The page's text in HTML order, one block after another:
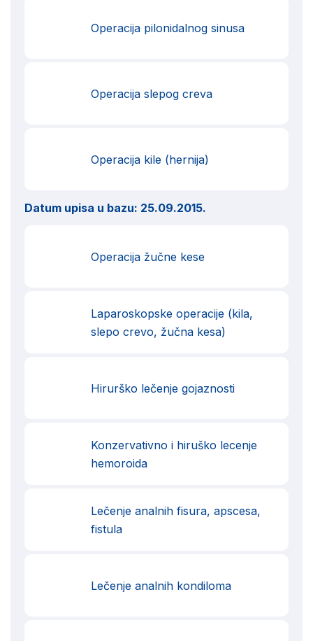
Operacija pilonidalnog sinusa
Operacija slepog creva
Operacija kile (hernija)
Datum upisa u bazu: 25.09.2015.
Operacija žučne kese
Laparoskopske operacije (kila,
slepo crevo, žučna kesa)
Hirurško lečenje gojaznosti
Konzervativno i hiruško lecenje
hemoroida
Lečenje analnih fisura, apscesa,
fistula
Lečenje analnih kondiloma